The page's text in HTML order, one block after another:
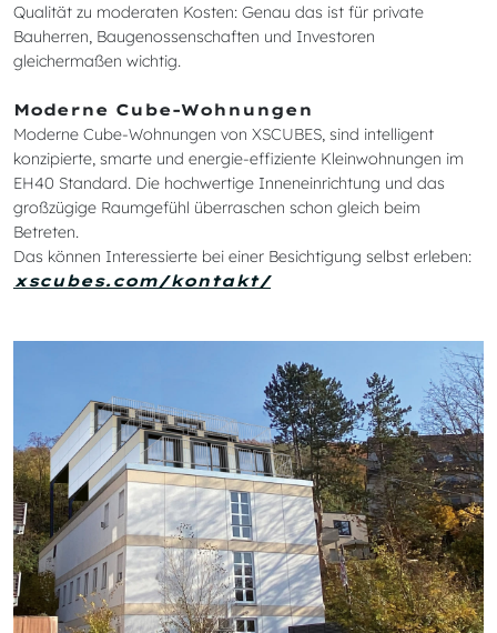
Qualität zu moderaten Kosten: Genau das ist für private
Bauherren, Baugenossenschaften und Investoren
gleichermaßen wichtig.
Moderne Cube-Wohnungen
Moderne Cube-Wohnungen von XSCUBES, sind intelligent
konzipierte, smarte und energie-effiziente Kleinwohnungen im
EH40 Standard. Die hochwertige Inneneinrichtung und das
großzügige Raumgefühl überraschen schon gleich beim
Betreten.
Das können Interessierte bei einer Besichtigung selbst erleben:
xscubes.com/kontakt/